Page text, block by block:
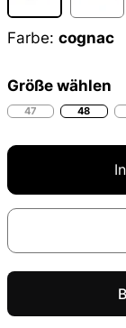
Farbe: cognac
Größe wählen
47 48